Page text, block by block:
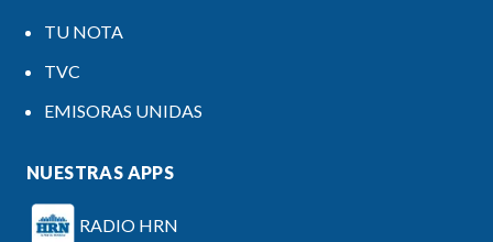
TU NOTA
TVC
EMISORAS UNIDAS
NUESTRAS APPS
RADIO HRN